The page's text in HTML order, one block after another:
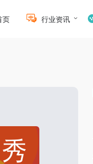
页 行业资讯